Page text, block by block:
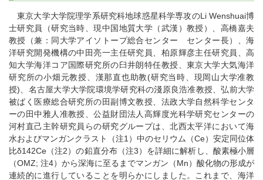
東京大学大学院理学系研究科地球惑星科学専攻のLi Wenshuai博
士研究員（研究当時、現中国地質大学（武漢）教授）、高橋嘉夫
教授（兼：同大学アイソトープ総合センター センター長）、海
洋研究開発機構の中田亮一主任研究員、柏原輝彦主任研究員、高
知大学海洋コア国際研究所の臼井朗特任教授、東京大学大気海洋
研究所の小畑元教授、漢那直也助教(研究当時、現岡山大学准教
授)、名古屋大学大学院環境学研究科の淺原良浩准教授、弘前大学
被ばく医療総合研究所の田副博文教授、法政大学自然科学センタ
ーの田中雅人准教授、公益財団法人高輝度光科学研究センターの
河村直己主幹研究員らの研究グループは、北西太平洋において海
水およびマンガンクラスト（注1）中のセリウム（Ce）安定同位体
比δ142Ce（注2）の鉛直分布（注3）を詳細に解析し、酸素極小層
（OMZ; 注4）から深海に至るまでマンガン（Mn）酸化物の形成が
連続的に進行していることを明らかにしました。これまで、海洋